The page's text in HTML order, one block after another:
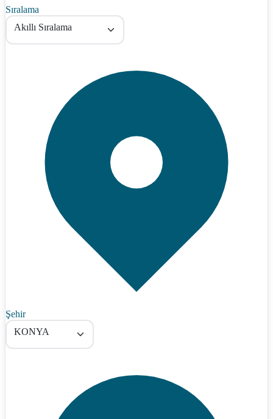
Sıralama
Akıllı Sıralama
Şehir
KONYA